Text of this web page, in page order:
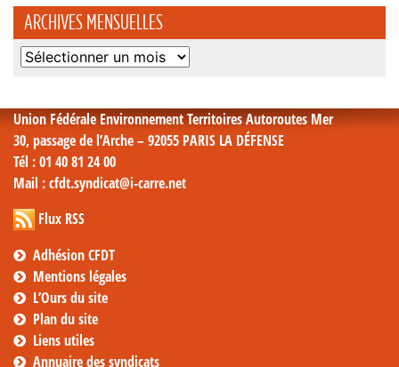
ARCHIVES MENSUELLES
Archives
Union Fédérale Environnement Territoires Autoroutes Mer
30, passage de l’Arche – 92055 PARIS LA DÉFENSE
Tél : 01 40 81 24 00
Mail : cfdt.syndicat@i-carre.net
Flux RSS
Adhésion CFDT
Mentions légales
L’Ours du site
Plan du site
Liens utiles
Annuaire des syndicats